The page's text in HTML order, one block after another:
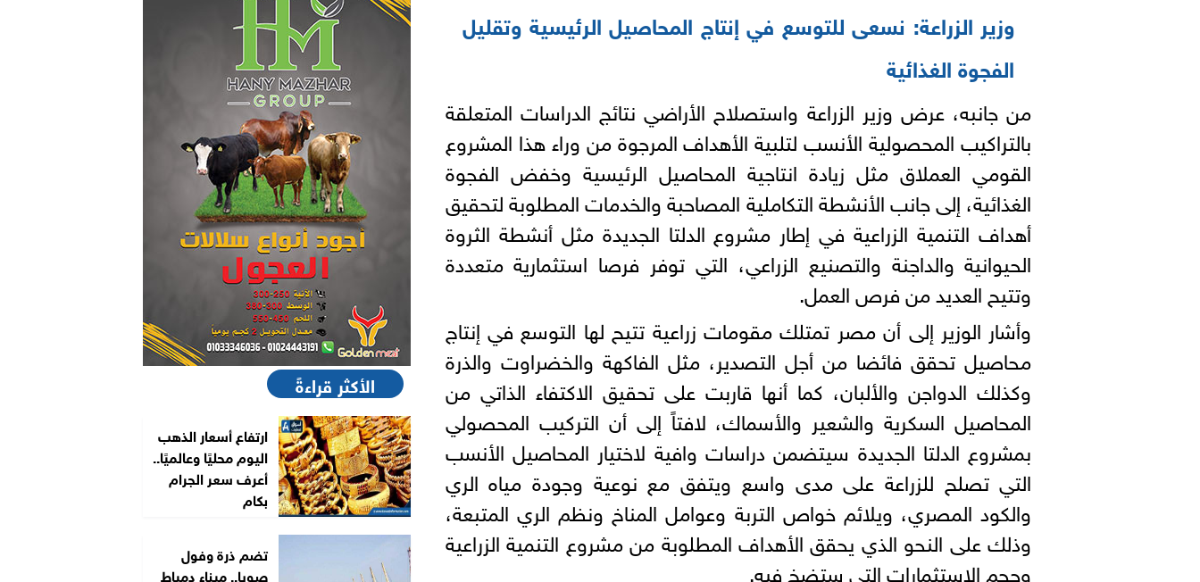
وزير الزراعة: نسعى للتوسع في إنتاج المحاصيل الرئيسية وتقليل
الفجوة الغذائية
من جانبه، عرض وزير الزراعة واستصلاح الأراضي نتائج الدراسات المتعلقة
بالتراكيب المحصولية الأنسب لتلبية الأهداف المرجوة من وراء هذا المشروع
القومي العملاق مثل زيادة انتاجية المحاصيل الرئيسية وخفض الفجوة
الغذائية، إلى جانب الأنشطة التكاملية المصاحبة والخدمات المطلوبة لتحقيق
أهداف التنمية الزراعية في إطار مشروع الدلتا الجديدة مثل أنشطة الثروة
الحيوانية والداجنة والتصنيع الزراعي، التي توفر فرصا استثمارية متعددة
وتتيح العديد من فرص العمل.
وأشار الوزير إلى أن مصر تمتلك مقومات زراعية تتيح لها التوسع في إنتاج
محاصيل تحقق فائضا من أجل التصدير، مثل الفاكهة والخضراوت والذرة
وكذلك الدواجن والألبان، كما أنها قاربت على تحقيق الاكتفاء الذاتي من
المحاصيل السكرية والشعير والأسماك، لافتاً إلى أن التركيب المحصولي
بمشروع الدلتا الجديدة سيتضمن دراسات وافية لاختيار المحاصيل الأنسب
التي تصلح للزراعة على مدى واسع ويتفق مع نوعية وجودة مياه الري
والكود المصري، ويلائم خواص التربة وعوامل المناخ ونظم الري المتبعة،
وذلك على النحو الذي يحقق الأهداف المطلوبة من مشروع التنمية الزراعية
وحجم الاستثمارات التي ستضخ فيه.
الأكثر قراءةً
ارتفاع أسعار الذهب
اليوم محليًا وعالميًا..
أعرف سعر الجرام
بكام
تضم ذرة وفول
صويا.. ميناء دمياط